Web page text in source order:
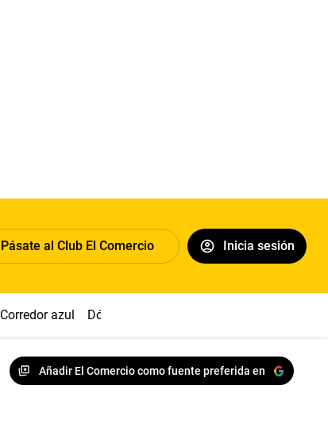
Pásate al Club El Comercio Inicia sesión
Corredor azul Dólar
Añadir El Comercio como fuente preferida en